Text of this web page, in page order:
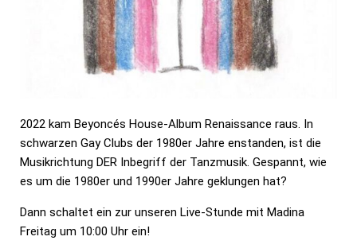
2022 kam Beyoncés House-Album Renaissance raus. In
schwarzen Gay Clubs der 1980er Jahre enstanden, ist die
Musikrichtung DER Inbegriff der Tanzmusik. Gespannt, wie
es um die 1980er und 1990er Jahre geklungen hat?
Dann schaltet ein zur unseren Live-Stunde mit Madina
Freitag um 10:00 Uhr ein!